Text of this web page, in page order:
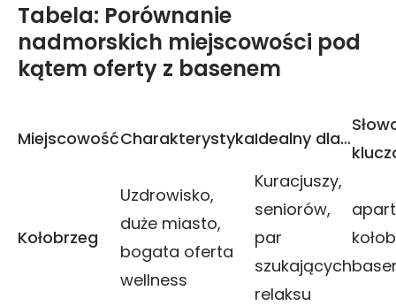
Tabela: Porównanie
nadmorskich miejscowości pod
kątem oferty z basenem
MiejscowośćCharakterystykaIdealny dla…
Kołobrzeg
Uzdrowisko,
duże miasto,
bogata oferta
wellness
Kuracjuszy,
seniorów,
par
szukających
relaksu